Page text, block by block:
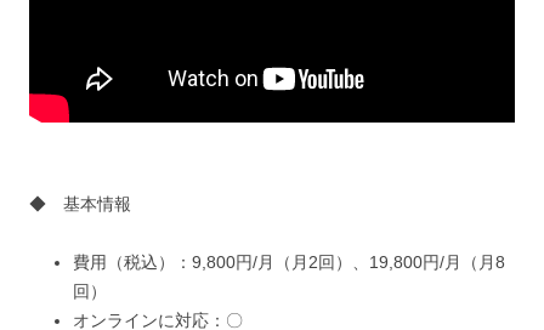
◆ 基本情報
費用（税込）：9,800円/月（月2回）、19,800円/月（月8
回）
オンラインに対応：〇